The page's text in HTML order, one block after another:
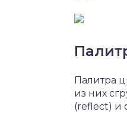
Палитра
из них
(reflect) и